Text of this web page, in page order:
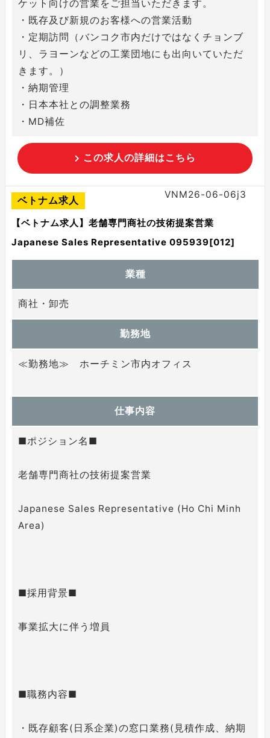
ケット向けの営業をご担当いただきます。
・既存及び新規のお客様への営業活動
・定期訪問（バンコク市内だけではなくチョンブ
リ、ラヨーンなどの工業団地にも出向いていただ
きます。）
・納期管理
・日本本社との調整業務
・MD補佐
この求人の詳細はこちら
ベトナム求人
VNM26-06-06j3
【ベトナム求人】老舗専門商社の技術提案営業
Japanese Sales Representative 095939[012]
業種
商社・卸売
勤務地
≪勤務地≫ ホーチミン市内オフィス
仕事内容
■ポジション名■
老舗専門商社の技術提案営業
Japanese Sales Representative (Ho Chi Minh
Area)
■採用背景■
事業拡大に伴う増員
■職務内容■
・既存顧客(日系企業)の窓口業務(見積作成、納期